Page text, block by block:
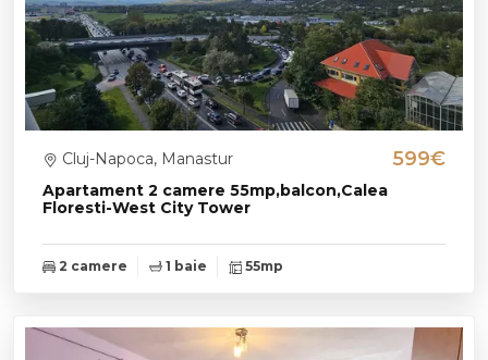
Apartament 2 camere 55mp,balcon,Calea
Floresti-West City Tower
Cluj-Napoca, Manastur 599€
2 camere 1 baie 55mp